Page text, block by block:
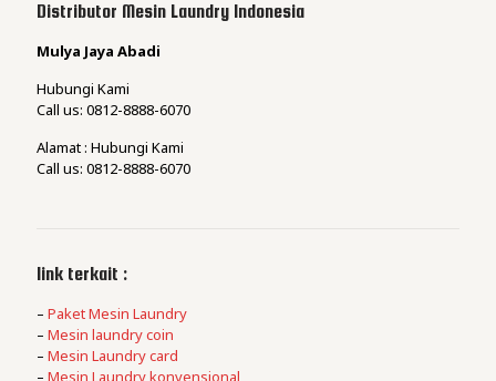
Distributor Mesin Laundry Indonesia
Mulya Jaya Abadi
Hubungi Kami
Call us: 0812-8888-6070
Alamat : Hubungi Kami
Call us: 0812-8888-6070
link terkait :
– Paket Mesin Laundry
– Mesin laundry coin
– Mesin Laundry card
– Mesin Laundry konvensional